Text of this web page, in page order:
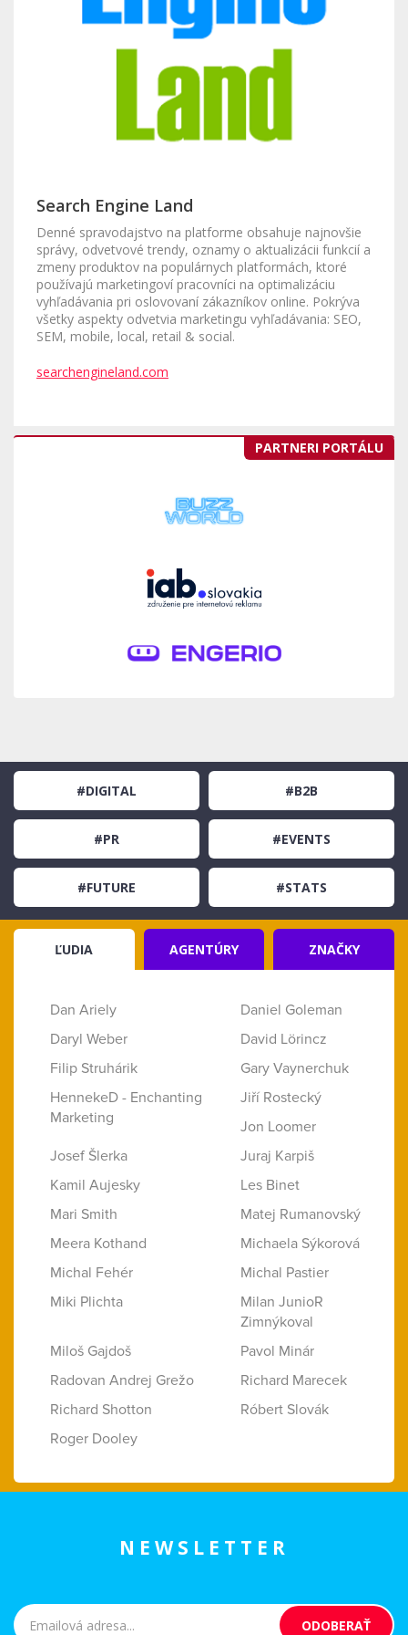
Search Engine Land
Denné spravodajstvo na platforme obsahuje najnovšie
správy, odvetvové trendy, oznamy o aktualizácii funkcií a
zmeny produktov na populárnych platformách, ktoré
používajú marketingoví pracovníci na optimalizáciu
vyhľadávania pri oslovovaní zákazníkov online. Pokrýva
všetky aspekty odvetvia marketingu vyhľadávania: SEO,
SEM, mobile, local, retail & social.
searchengineland.com
PARTNERI PORTÁLU
#DIGITAL #B2B
#PR #EVENTS
#FUTURE #STATS
ĽUDIA AGENTÚRY ZNAČKY
Dan Ariely
Daniel Goleman
Daryl Weber
David Lörincz
Filip Struhárik
Gary Vaynerchuk
HennekeD - Enchanting
Marketing
Jiří Rostecký
Jon Loomer
Josef Šlerka
Juraj Karpiš
Kamil Aujesky
Les Binet
Mari Smith
Matej Rumanovský
Meera Kothand
Michaela Sýkorová
Michal Fehér
Michal Pastier
Miki Plichta
Milan JunioR
Zimnýkoval
Miloš Gajdoš
Pavol Minár
Radovan Andrej Grežo
Richard Marecek
Richard Shotton
Róbert Slovák
Roger Dooley
NEWSLETTER